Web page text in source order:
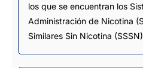
los que se encuentran los
Administración de Nicotina
Similares Sin Nicotina